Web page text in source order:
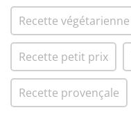
Recette végétarienne
Recette petit prix
Recette provençale